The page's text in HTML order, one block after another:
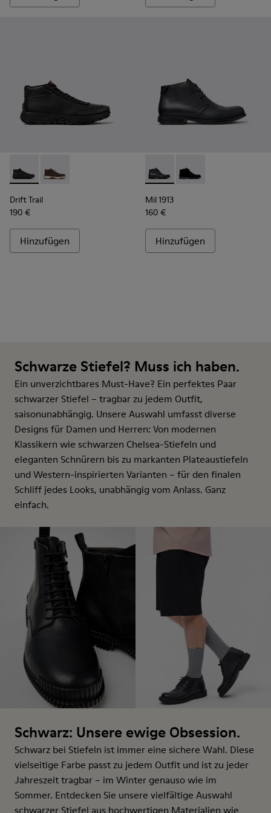
Drift Trail - K300522-001 - Schwarze Ledersneaker für
Drift Trail - K300522-006
Drift Trail
190 €
Hinzufügen
Mil 1913 - 36587-052 -
Mil 1913 - 36587-055
Mil 1913
160 €
Hinzufügen
Schwarze Stiefel? Muss ich haben.
Ein unverzichtbares Must-Have? Ein perfektes Paar
schwarzer Stiefel – tragbar zu jedem Outfit,
saisonunabhängig. Unsere Auswahl umfasst diverse
Designs für Damen und Herren: Von modernen
Klassikern wie schwarzen Chelsea-Stiefeln und
eleganten Schnürern bis zu markanten Plateaustiefeln
und Western-inspirierten Varianten – für den finalen
Schliff jedes Looks, unabhängig vom Anlass. Ganz
einfach.
Schwarz: Unsere ewige Obsession.
Schwarz bei Stiefeln ist immer eine sichere Wahl. Diese
vielseitige Farbe passt zu jedem Outfit und ist zu jeder
Jahreszeit tragbar – im Winter genauso wie im
Sommer. Entdecken Sie unsere vielfältige Auswahl
schwarzer Stiefel aus hochwertigen Materialien wie